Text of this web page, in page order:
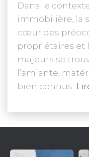
Dans le
immobilière, la
cœur des
propriétaires et
majeurs se
l’amiante,
bien connus.